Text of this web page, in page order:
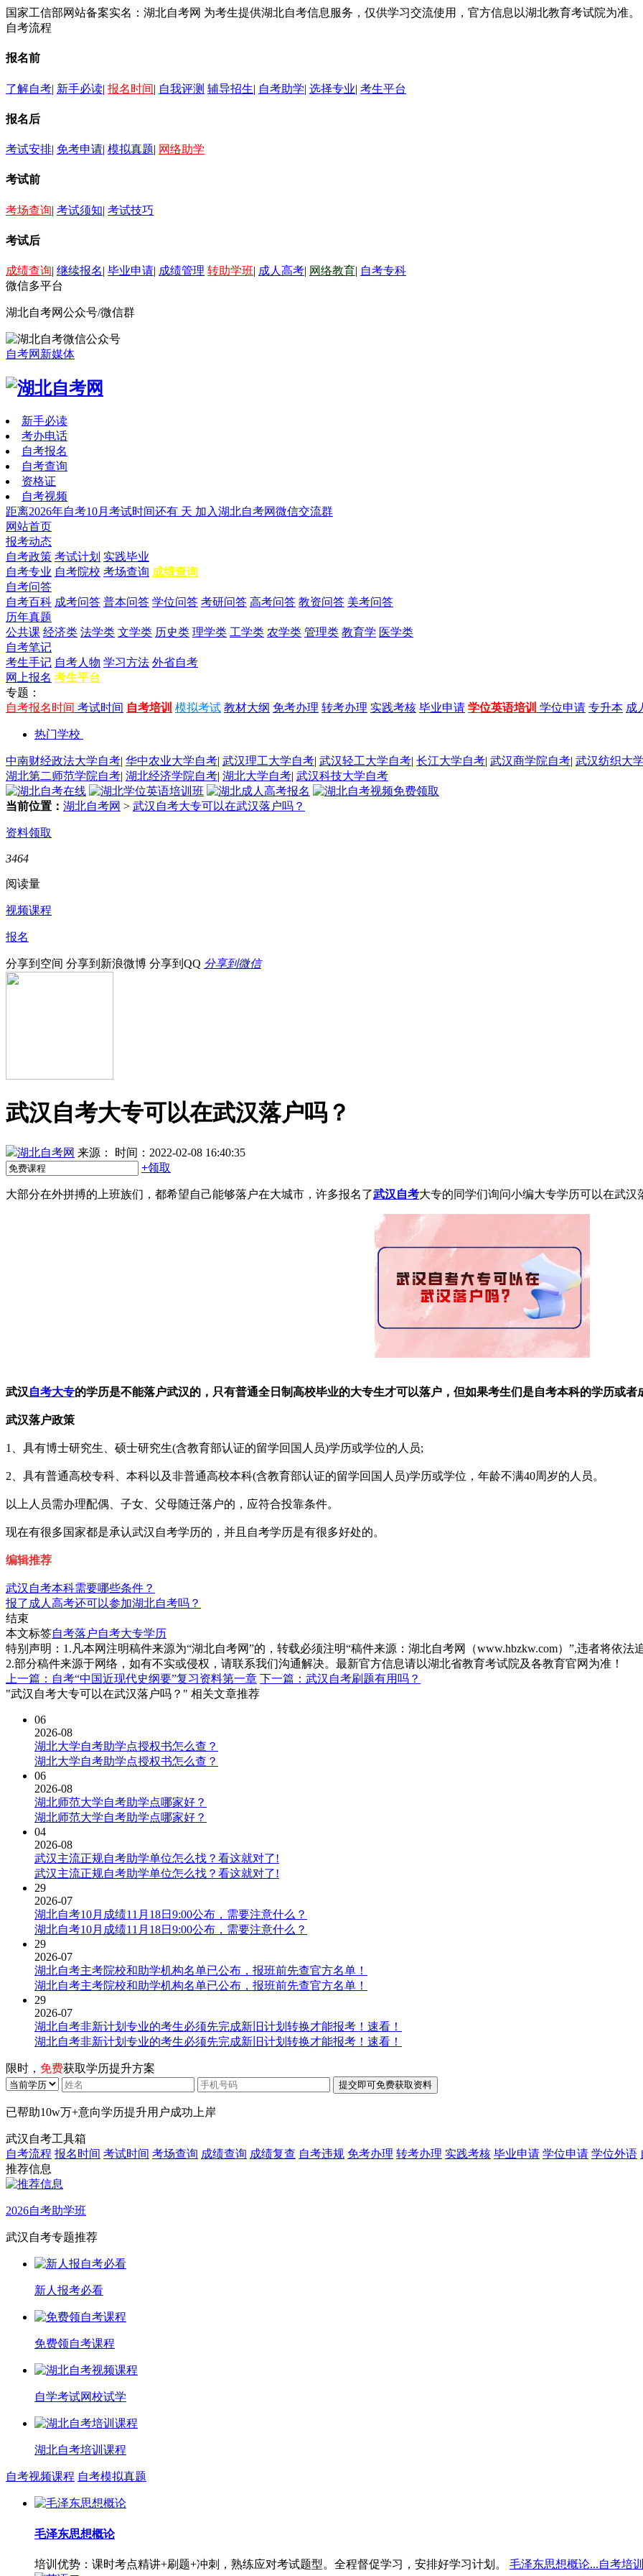
国家工信部网站备案实名：湖北自考网 为考生提供湖北自考信息服务，仅供学习交流使用，官方信息以湖北教育考试院为准。
自考流程
报名前
了解自考| 新手必读| 报名时间| 自我评测 辅导招生| 自考助学| 选择专业| 考生平台
报名后
考试安排| 免考申请| 模拟真题| 网络助学
考试前
考场查询| 考试须知| 考试技巧
考试后
成绩查询| 继续报名| 毕业申请| 成绩管理 转助学班| 成人高考| 网络教育| 自考专科
微信多平台
湖北自考网公众号/微信群
自考网新媒体
新手必读
考办电话
自考报名
自考查询
资格证
自考视频
距离2026年自考10月考试时间还有 天 加入湖北自考网微信交流群
网站首页
报考动态
自考政策 考试计划 实践毕业
自考专业 自考院校 考场查询 成绩查询
自考问答
自考百科 成考问答 普本问答 学位问答 考研问答 高考问答 教资问答 美考问答
历年真题
公共课 经济类 法学类 文学类 历史类 理学类 工学类 农学类 管理类 教育学 医学类
自考笔记
考生手记 自考人物 学习方法 外省自考
网上报名 考生平台
专题：
自考报名时间 考试时间 自考培训 模拟考试 教材大纲 免考办理 转考办理 实践考核 毕业申请 学位英语培训 学位申请 专升本 成
热门学校
中南财经政法大学自考| 华中农业大学自考| 武汉理工大学自考| 武汉轻工大学自考| 长江大学自考| 武汉商学院自考| 武汉纺织大
湖北第二师范学院自考| 湖北经济学院自考| 湖北大学自考| 武汉科技大学自考
当前位置： 湖北自考网 > 武汉自考大专可以在武汉落户吗？
资料领取
3464
阅读量
视频课程
报名
分享到空间 分享到新浪微博 分享到QQ 分享到微信
武汉自考大专可以在武汉落户吗？
湖北自考网 来源：
时间：2022-02-08 16:40:35
+领取
大部分在外拼搏的上班族们，都希望自己能够落户在大城市，许多报名了武汉自考大专的同学们询问小编大专学历可以在武汉
武汉自考大专的学历是不能落户武汉的，只有普通全日制高校毕业的大专生才可以落户，但如果考生们是自考本科的学历或者
武汉落户政策
1、具有博士研究生、硕士研究生(含教育部认证的留学回国人员)学历或学位的人员;
2、具有普通高校专科、本科以及非普通高校本科(含教育部认证的留学回国人员)学历或学位，年龄不满40周岁的人员。
以上人员需办理配偶、子女、父母随迁落户的，应符合投靠条件。
现在有很多国家都是承认武汉自考学历的，并且自考学历是有很多好处的。
编辑推荐
武汉自考本科需要哪些条件？
报了成人高考还可以参加湖北自考吗？
结束
本文标签自考落户自考大专学历
特别声明：1.凡本网注明稿件来源为“湖北自考网”的，转载必须注明“稿件来源：湖北自考网（www.hbzkw.com）”,违者将依法
2.部分稿件来源于网络，如有不实或侵权，请联系我们沟通解决。最新官方信息请以湖北省教育考试院及各教育官网为准！
上一篇：自考“中国近现代史纲要”复习资料第一章 下一篇：武汉自考刷题有用吗？
"武汉自考大专可以在武汉落户吗？" 相关文章推荐
06
2026-08
湖北大学自考助学点授权书怎么查？
湖北大学自考助学点授权书怎么查？
06
2026-08
湖北师范大学自考助学点哪家好？
湖北师范大学自考助学点哪家好？
04
2026-08
武汉主流正规自考助学单位怎么找？看这就对了!
武汉主流正规自考助学单位怎么找？看这就对了!
29
2026-07
湖北自考10月成绩11月18日9:00公布，需要注意什么？
湖北自考10月成绩11月18日9:00公布，需要注意什么？
29
2026-07
湖北自考主考院校和助学机构名单已公布，报班前先查官方名单！
湖北自考主考院校和助学机构名单已公布，报班前先查官方名单！
29
2026-07
湖北自考非新计划专业的考生必须先完成新旧计划转换才能报考！速看！
湖北自考非新计划专业的考生必须先完成新旧计划转换才能报考！速看！
限时， 免费获取学历提升方案
已帮助10w万+意向学历提升用户成功上岸
武汉自考工具箱
自考流程 报名时间 考试时间 考场查询 成绩查询 成绩复查 自考违规 免考办理 转考办理 实践考核 毕业申请 学位申请 学位外语
推荐信息
2026自考助学班
武汉自考专题推荐
新人报考必看
免费领自考课程
自学考试网校试学
湖北自考培训课程
自考视频课程 自考模拟真题
毛泽东思想概论
培训优势：课时考点精讲+刷题+冲刺，熟练应对考试题型。全程督促学习，安排好学习计划。 毛泽东思想概论...自考培训